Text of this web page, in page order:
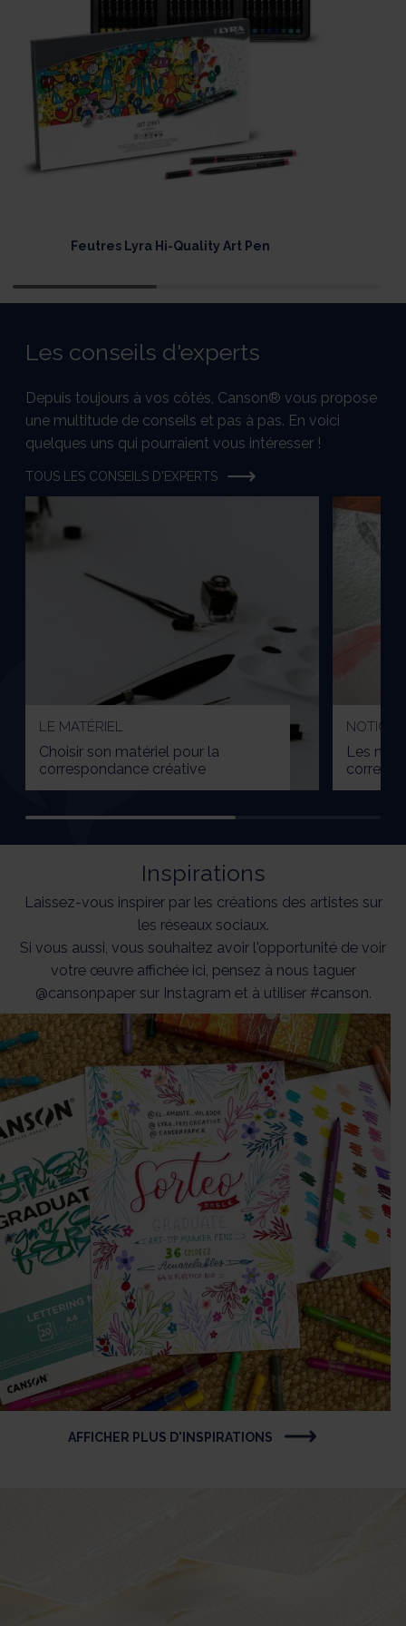
Feutres Lyra Hi-Quality Art Pen
Les conseils d'experts
Depuis toujours à vos côtés, Canson® vous propose
une multitude de conseils et pas à pas. En voici
quelques uns qui pourraient vous intéresser !
TOUS LES CONSEILS D'EXPERTS
LE MATÉRIEL
Choisir son matériel pour la
correspondance créative
Les
Inspirations
Laissez-vous inspirer par les créations des artistes sur
les réseaux sociaux.
Si vous aussi, vous souhaitez avoir l'opportunité de voir
votre œuvre affichée ici, pensez à nous taguer
@cansonpaper sur Instagram et à utiliser #canson.
AFFICHER PLUS D'INSPIRATIONS